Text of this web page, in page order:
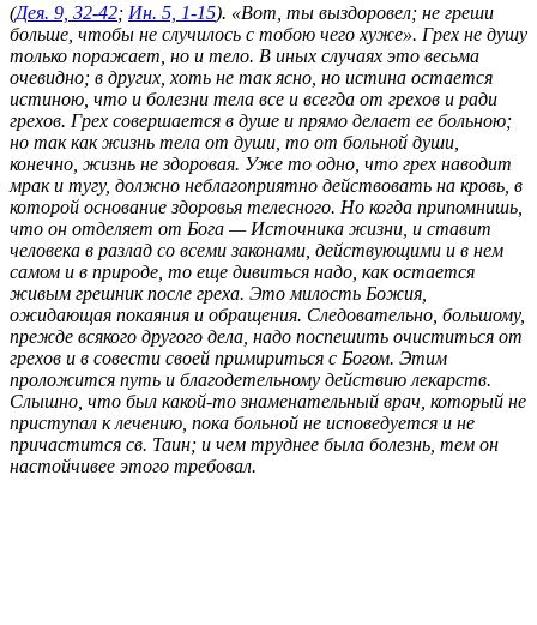
(Дея. 9, 32-42; Ин. 5, 1-15). «Вот, ты выздоровел; не греши
больше, чтобы не случилось с тобою чего хуже». Грех не душу
только поражает, но и тело. В иных случаях это весьма
очевидно; в других, хоть не так ясно, но истина остается
истиною, что и болезни тела все и всегда от грехов и ради
грехов. Грех совершается в душе и прямо делает ее больною;
но так как жизнь тела от души, то от больной души,
конечно, жизнь не здоровая. Уже то одно, что грех наводит
мрак и тугу, должно неблагоприятно действовать на кровь, в
которой основание здоровья телесного. Но когда припомнишь,
что он отделяет от Бога — Источника жизни, и ставит
человека в разлад со всеми законами, действующими и в нем
самом и в природе, то еще дивиться надо, как остается
живым грешник после греха. Это милость Божия,
ожидающая покаяния и обращения. Следовательно, большому,
прежде всякого другого дела, надо поспешить очиститься от
грехов и в совести своей примириться с Богом. Этим
проложится путь и благодетельному действию лекарств.
Слышно, что был какой-то знаменательный врач, который не
приступал к лечению, пока больной не исповедуется и не
причастится св. Таин; и чем труднее была болезнь, тем он
настойчивее этого требовал.